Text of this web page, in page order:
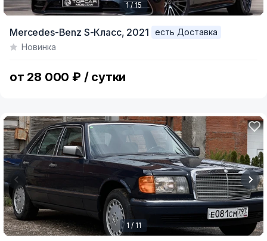
of
1 / 15
Mercedes-Benz S-Класс, 2021
есть Доставка
Новинка
от 28 000 ₽ / сутки
1 / 11